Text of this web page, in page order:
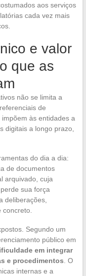
aos serviços
cada vez mais
e valor
que as
não se limita a
de
às entidades a
digitais a longo prazo,
do dia a dia:
de documentos
arquivado, cuja
sua força
deliberações,
Segundo um
público em
em integrar
e procedimentos . O
internas e a